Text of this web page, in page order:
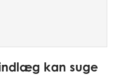
kan suge